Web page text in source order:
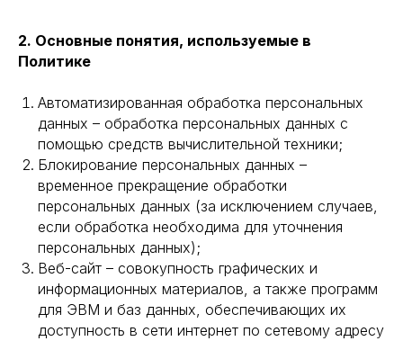
2. Основные понятия, используемые в
Политике
Автоматизированная обработка персональных
данных – обработка персональных данных с
помощью средств вычислительной техники;
Блокирование персональных данных –
временное прекращение обработки
персональных данных (за исключением случаев,
если обработка необходима для уточнения
персональных данных);
Веб-сайт – совокупность графических и
информационных материалов, а также программ
для ЭВМ и баз данных, обеспечивающих их
доступность в сети интернет по сетевому адресу